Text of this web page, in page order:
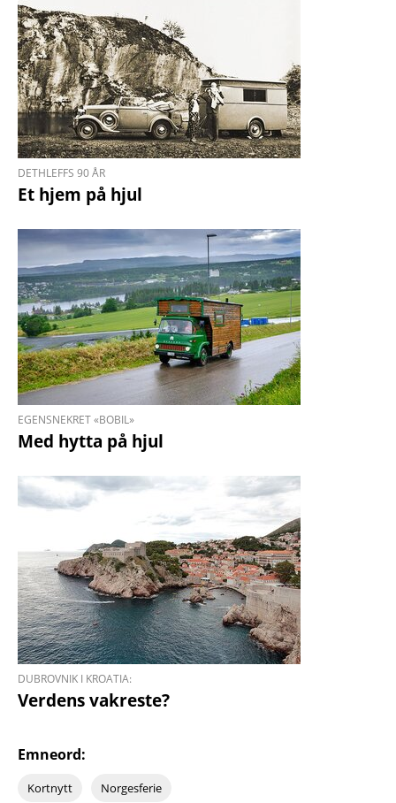
DETHLEFFS 90 ÅR
Et hjem på hjul
EGENSNEKRET «BOBIL»
Med hytta på hjul
DUBROVNIK I KROATIA:
Verdens vakreste?
Emneord:
Kortnytt Norgesferie